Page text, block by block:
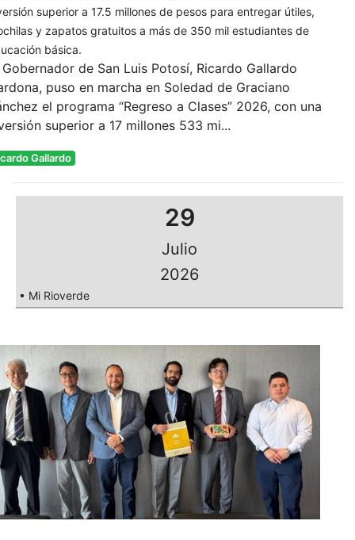
superior a 17.5 millones de pesos para entregar útiles,
y zapatos gratuitos a más de 350 mil estudiantes de
básica.
Gobernador de San Luis Potosí, Ricardo Gallardo
puso en marcha en Soledad de Graciano
el programa “Regreso a Clases” 2026, con una
superior a 17 millones 533 mi...
Gallardo
29
Julio
2026
• Mi Rioverde